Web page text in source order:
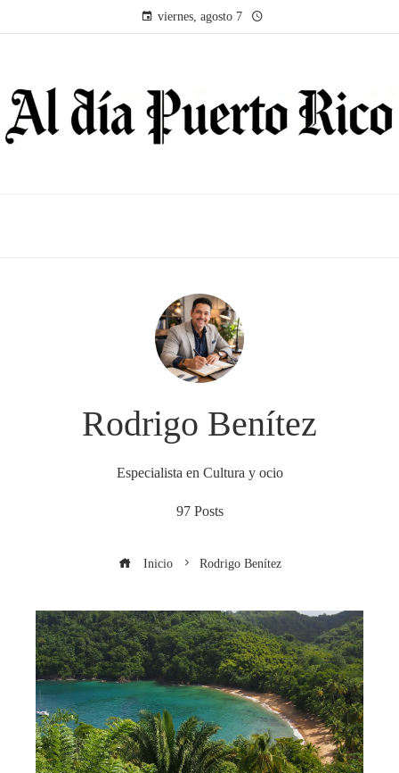
viernes, agosto 7
Rodrigo Benítez
Especialista en Cultura y ocio
97 Posts
Inicio Rodrigo Benítez